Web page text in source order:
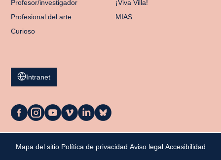
Profesor/investigador
Profesional del arte
Curioso
¡Viva Villa!
MIAS
Intranet
La
en
Facebook
La
en
Instagram
La
en
YouTube
La
en
Vimeo
La
en
LinkedIn
La
en
Bluesky
Mapa del sitio Política de privacidad Aviso legal Accesibilidad